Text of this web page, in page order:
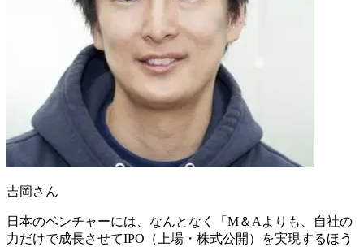
吉岡さん
日本のベンチャーには、なんとなく
「M＆Aよりも、自社の
力だけで成長させてIPO（上場・株式公開）を実現するほう